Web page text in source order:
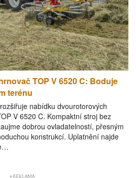
TOP V 6520 C: Boduje
terénu
nabídku dvourotorových
V 6520 C. Kompaktní stroj bez
dobrou ovladatelností, přesným
konstrukcí. Uplatnění najde